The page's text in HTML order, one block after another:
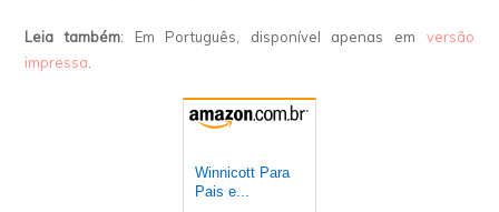
Leia também: Em Português, disponível apenas em versão
impressa